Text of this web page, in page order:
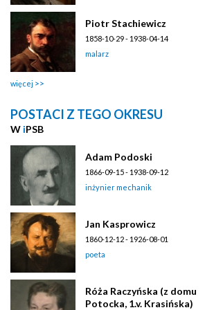
Piotr Stachiewicz
1858-10-29 - 1938-04-14
malarz
więcej
POSTACI Z TEGO OKRESU
W iPSB
Adam Podoski
1866-09-15 - 1938-09-12
inżynier mechanik
Jan Kasprowicz
1860-12-12 - 1926-08-01
poeta
Róża Raczyńska (z domu
Potocka, 1.v. Krasińska)